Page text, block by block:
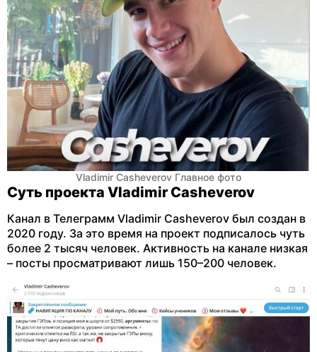
Vladimir Casheverov Главное фото
Суть проекта Vladimir Casheverov
Канал в Телеграмм Vladimir Casheverov был создан в
2020 году. За это время на проект подписалось чуть
более 2 тысяч человек. Активность на канале низкая
– посты просматривают лишь 150–200 человек.